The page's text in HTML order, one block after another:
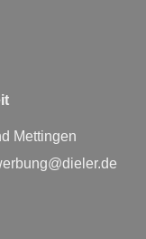
Mettingen